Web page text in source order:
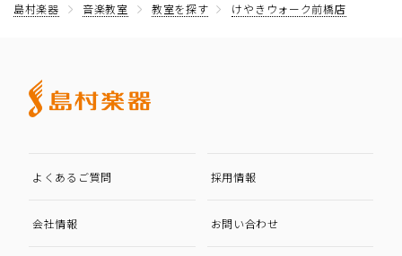
島村楽器 音楽教室 教室を探す けやきウォーク前橋店
よくあるご質問 採用情報
会社情報 お問い合わせ